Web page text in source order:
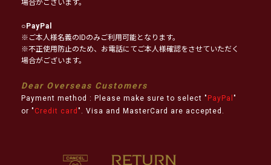
場合がございます。
○PayPal
※ご本人様名義のIDのみご利用可能となります。
※不正使用防止のため、お電話にてご本人様確認をさせていただく
場合がございます。
Dear Overseas Customers
Payment method : Please make sure to select " PayPal "
or " Credit card ". Visa and MasterCard are accepted.